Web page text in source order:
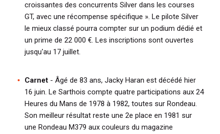
croissantes des concurrents Silver dans les courses
GT, avec une récompense spécifique ». Le pilote Silver
le mieux classé pourra compter sur un podium dédié et
un prime de 22 000 €. Les inscriptions sont ouvertes
jusqu'au 17 juillet.
Carnet - Âgé de 83 ans, Jacky Haran est décédé hier
16 juin. Le Sarthois compte quatre participations aux 24
Heures du Mans de 1978 à 1982, toutes sur Rondeau.
Son meilleur résultat reste une 2e place en 1981 sur
une Rondeau M379 aux couleurs du magazine